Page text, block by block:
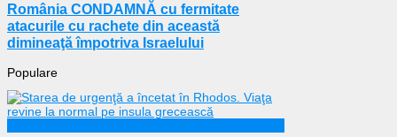
România CONDAMNĂ cu fermitate
atacurile cu rachete din această
dimineaţă împotriva Israelului
Populare